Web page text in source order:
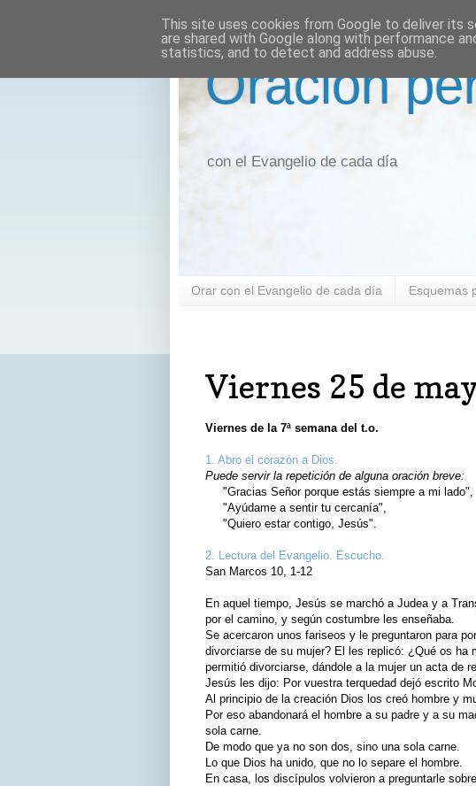
Oración
con el Evangelio de cada día
Orar con el Evangelio de cada día Esquemas
Viernes 25 de
Viernes de la 7ª semana del t.o.
1. Abro el corazón a Dios.
Puede servir la repetición de alguna oración breve:
"Gracias Señor porque estás siempre a mi lado",
"Ayúdame a sentir tu cercanía",
"Quiero estar contigo, Jesús".
2. Lectura del Evangelio. Escucho.
San Marcos 10, 1-12
En aquel tiempo, Jesús se marchó a Judea y a
por el camino, y según costumbre les enseñaba.
Se acercaron unos fariseos y le preguntaron para
divorciarse de su mujer? El les replicó: ¿Qué os ha
permitió divorciarse, dándole a la mujer un acta de
Jesús les dijo: Por vuestra terquedad dejó escrito
Al principio de la creación Dios los creó hombre y
Por eso abandonará el hombre a su padre y a su
sola carne.
De modo que ya no son dos, sino una sola carne.
Lo que Dios ha unido, que no lo separe el hombre.
En casa, los discípulos volvieron a preguntarle
This site uses cookies from Google to deliver its
are shared with Google along with performance
statistics, and to detect and address abuse.